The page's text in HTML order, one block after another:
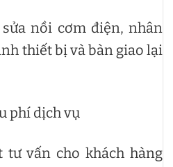
nồi cơm điện, nhân
thiết bị và bàn giao lại
phí dịch vụ
tư vấn cho khách hàng